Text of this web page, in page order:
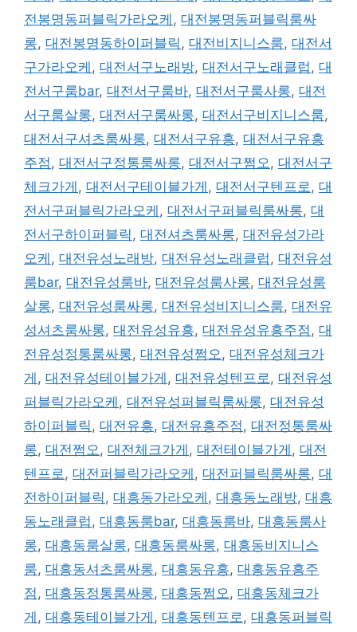
전봉명동퍼블릭가라오케 , 대전봉명동퍼블릭룸싸
롱, 대전봉명동하이퍼블릭, 대전비지니스룸, 대전서
구가라오케 , 대전서구노래방, 대전서구노래클럽, 대
전서구룸bar, 대전서구룸바, 대전서구룸사롱, 대전
서구룸살롱, 대전서구룸싸롱, 대전서구비지니스룸,
대전서구셔츠룸싸롱, 대전서구유흥, 대전서구유흥
주점, 대전서구정통룸싸롱, 대전서구쩜오, 대전서구
체크가게 , 대전서구테이블가게 , 대전서구텐프로, 대
전서구퍼블릭가라오케 , 대전서구퍼블릭룸싸롱, 대
전서구하이퍼블릭, 대전셔츠룸싸롱, 대전유성가라
오케 , 대전유성노래방, 대전유성노래클럽, 대전유성
룸bar, 대전유성룸바, 대전유성룸사롱, 대전유성룸
살롱, 대전유성룸싸롱, 대전유성비지니스룸, 대전유
성셔츠룸싸롱, 대전유성유흥, 대전유성유흥주점, 대
전유성정통룸싸롱, 대전유성쩜오, 대전유성체크가
게 , 대전유성테이블가게 , 대전유성텐프로, 대전유성
퍼블릭가라오케 , 대전유성퍼블릭룸싸롱, 대전유성
하이퍼블릭, 대전유흥, 대전유흥주점, 대전정통룸싸
롱, 대전쩜오, 대전체크가게 , 대전테이블가게 , 대전
텐프로, 대전퍼블릭가라오케 , 대전퍼블릭룸싸롱, 대
전하이퍼블릭, 대흥동가라오케 , 대흥동노래방, 대흥
동노래클럽, 대흥동룸bar, 대흥동룸바, 대흥동룸사
롱, 대흥동룸살롱, 대흥동룸싸롱, 대흥동비지니스
룸, 대흥동셔츠룸싸롱, 대흥동유흥, 대흥동유흥주
점, 대흥동정통룸싸롱, 대흥동쩜오, 대흥동체크가
게 , 대흥동테이블가게 , 대흥동텐프로, 대흥동퍼블릭